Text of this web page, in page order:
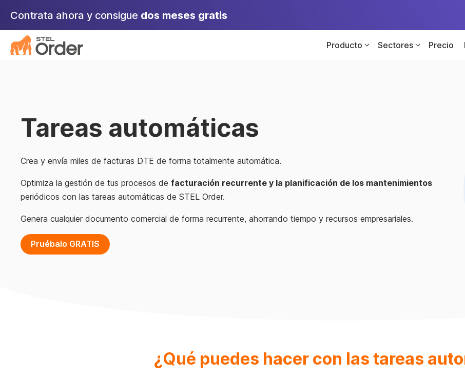
content
Contrata ahora y consigue dos meses gratis
Producto Sectores Precio
Tareas automáticas
Crea y envía miles de facturas DTE de forma totalmente automática.
Optimiza la gestión de tus procesos de facturación recurrente y la planificación de los mantenimientos
periódicos con las tareas automáticas de STEL Order.
Genera cualquier documento comercial de forma recurrente, ahorrando tiempo y recursos empresariales.
Pruébalo GRATIS
¿Qué puedes hacer con las tareas